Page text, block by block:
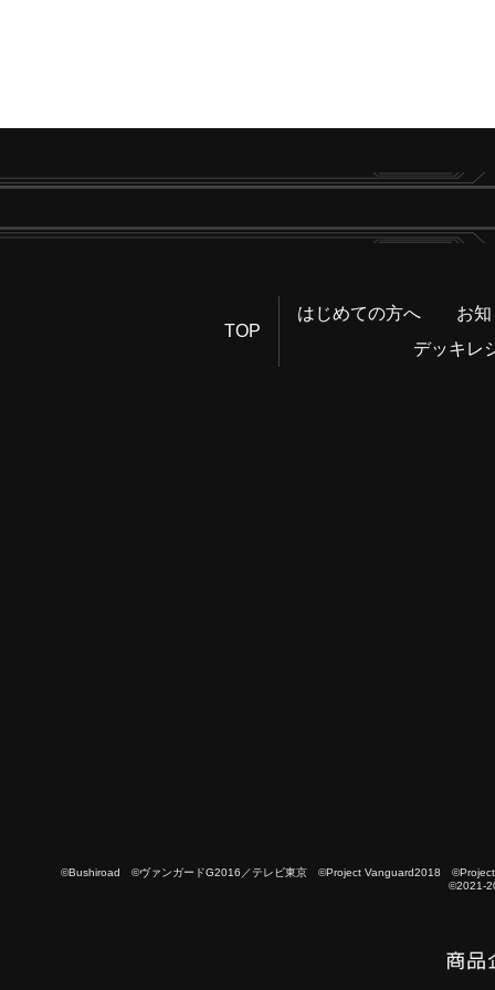
TOP
はじめての方へ
お
デッキレ
©Bushiroad ©ヴァンガードG2016／テレビ東京 ©Project Vanguard2018
©2021-